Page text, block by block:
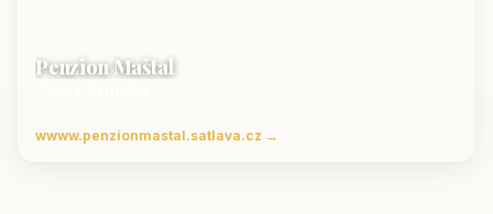
Penzion Maštal
wwww.penzionmastal.satlava.cz →